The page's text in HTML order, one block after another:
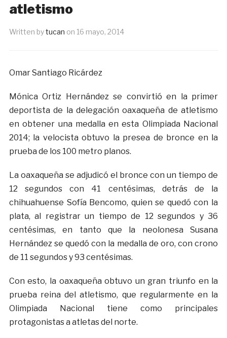
atletismo
Written bytucan on 16 mayo, 2014
Omar Santiago Ricárdez
Mónica Ortiz Hernández se convirtió en la primer
deportista de la delegación oaxaqueña de atletismo
en obtener una medalla en esta Olimpiada Nacional
2014; la velocista obtuvo la presea de bronce en la
prueba de los 100 metro planos.
La oaxaqueña se adjudicó el bronce con un tiempo de
12 segundos con 41 centésimas, detrás de la
chihuahuense Sofía Bencomo, quien se quedó con la
plata, al registrar un tiempo de 12 segundos y 36
centésimas, en tanto que la neolonesa Susana
Hernández se quedó con la medalla de oro, con crono
de 11 segundos y 93 centésimas.
Con esto, la oaxaqueña obtuvo un gran triunfo en la
prueba reina del atletismo, que regularmente en la
Olimpiada Nacional tiene como principales
protagonistas a atletas del norte.